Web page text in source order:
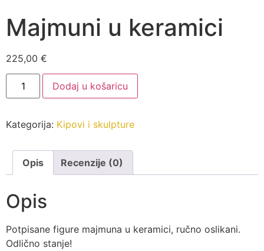
Majmuni u keramici
225,00 €
Majmuni
keramici
Dodaj u košaricu
Kategorija: Kipovi i skulpture
Opis Recenzije (0)
Opis
Potpisane figure majmuna u keramici, ručno oslikani.
Odlično stanje!